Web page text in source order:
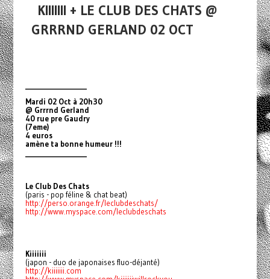
KIIIIIII + LE CLUB DES CHATS @
GRRRND GERLAND 02 OCT
Mardi 02 Oct à 20h30
@ Grrrnd Gerland
40 rue pre Gaudry
(7eme)
4 euros
amène ta bonne humeur !!!
Le Club Des Chats
(paris - pop féline & chat beat)
http://perso.orange.fr/leclubdeschats/
http://www.myspace.com/leclubdeschats
Kiiiiiii
(japon - duo de japonaises fluo-déjanté)
http://kiiiiiii.com